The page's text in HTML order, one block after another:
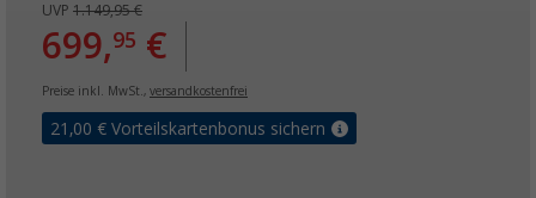
UVP 1.149,95 €
699,95 €
Preise inkl. MwSt., versandkostenfrei
21,00 € Vorteilskartenbonus sichern